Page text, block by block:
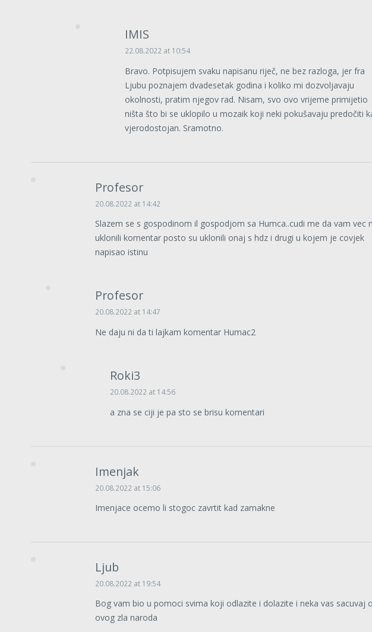
IMIS
22.08.2022 at 10:54
Bravo. Potpisujem svaku napisanu riječ, ne bez razloga, jer fra
Ljubu poznajem dvadesetak godina i koliko mi dozvoljavaju
okolnosti, pratim njegov rad. Nisam, svo ovo vrijeme primijetio
ništa što bi se uklopilo u mozaik koji neki pokušavaju predočiti
vjerodostojan. Sramotno.
Profesor
20.08.2022 at 14:42
Slazem se s gospodinom il gospodjom sa Humca..cudi me da vam vec
uklonili komentar posto su uklonili onaj s hdz i drugi u kojem je covjek
napisao istinu
Profesor
20.08.2022 at 14:47
Ne daju ni da ti lajkam komentar Humac2
Roki3
20.08.2022 at 14:56
a zna se ciji je pa sto se brisu komentari
Imenjak
20.08.2022 at 15:06
Imenjace ocemo li stogoc zavrtit kad zamakne
Ljub
20.08.2022 at 19:54
Bog vam bio u pomoci svima koji odlazite i dolazite i neka vas sacuvaj
ovog zla naroda